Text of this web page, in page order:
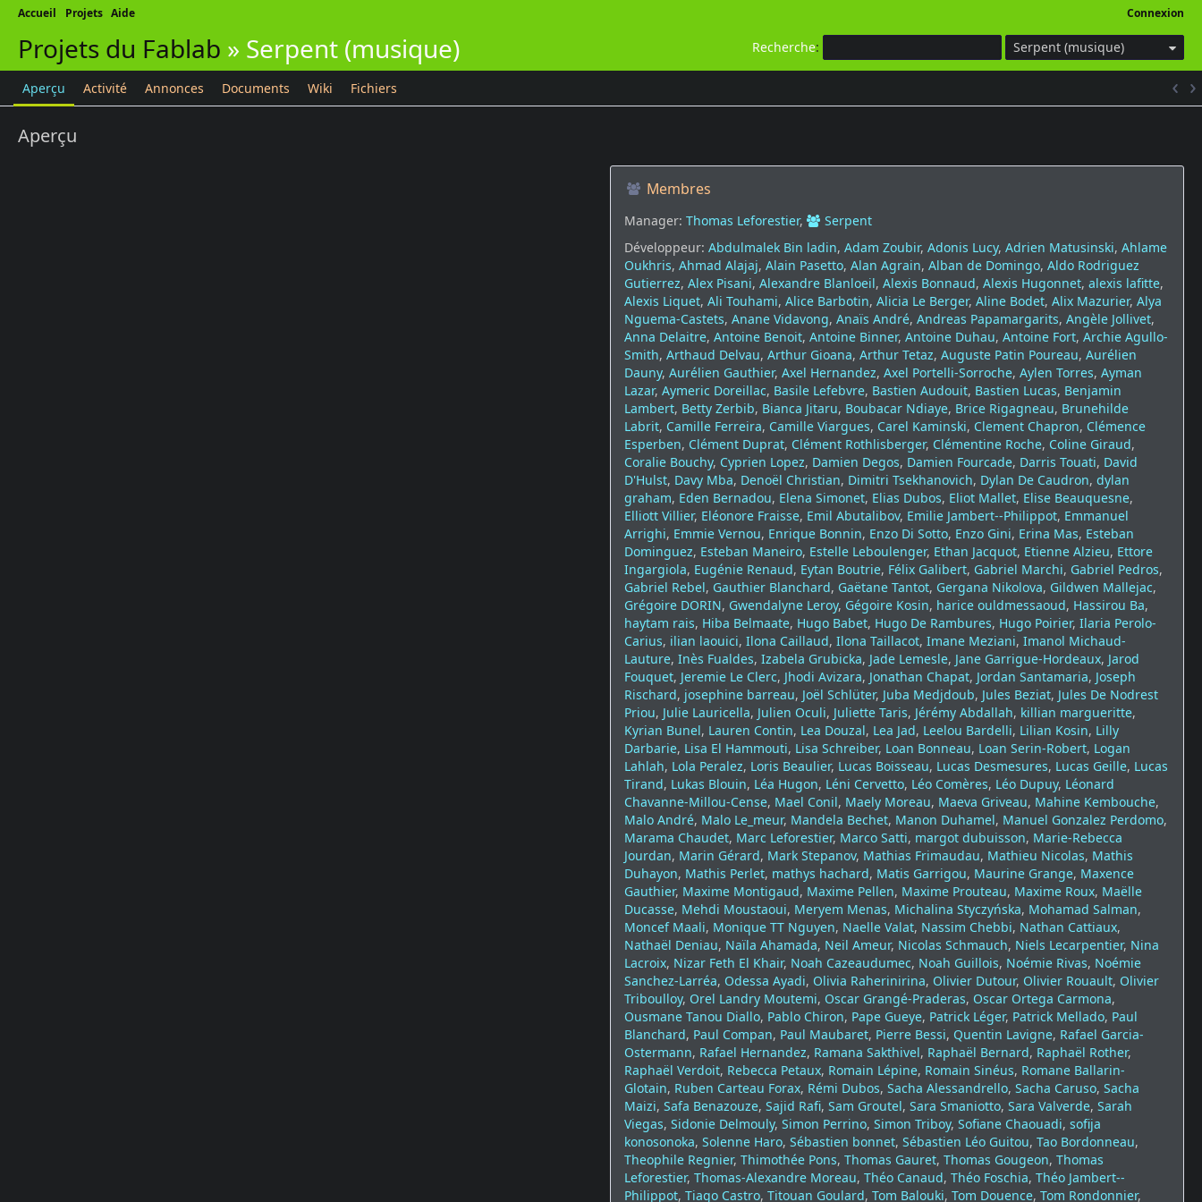
Connexion
Accueil Projets Aide
Recherche: Serpent (musique)
Projets du Fablab » Serpent (musique)
Aperçu Activité Annonces Documents Wiki Fichiers
Aperçu
Membres
Manager: Thomas Leforestier,
Serpent
Développeur: Abdulmalek Bin ladin, Adam Zoubir, Adonis Lucy, Adrien Matusinski, Ahlame
Oukhris, Ahmad Alajaj, Alain Pasetto, Alan Agrain, Alban de Domingo, Aldo Rodriguez
Gutierrez, Alex Pisani, Alexandre Blanloeil, Alexis Bonnaud, Alexis Hugonnet, alexis lafitte,
Alexis Liquet, Ali Touhami, Alice Barbotin, Alicia Le Berger, Aline Bodet, Alix Mazurier, Alya
Nguema-Castets, Anane Vidavong, Anaïs André, Andreas Papamargarits, Angèle Jollivet,
Anna Delaitre, Antoine Benoit, Antoine Binner, Antoine Duhau, Antoine Fort, Archie Agullo-
Smith, Arthaud Delvau, Arthur Gioana, Arthur Tetaz, Auguste Patin Poureau, Aurélien
Dauny, Aurélien Gauthier, Axel Hernandez, Axel Portelli-Sorroche, Aylen Torres, Ayman
Lazar, Aymeric Doreillac, Basile Lefebvre, Bastien Audouit, Bastien Lucas, Benjamin
Lambert, Betty Zerbib, Bianca Jitaru, Boubacar Ndiaye, Brice Rigagneau, Brunehilde
Labrit, Camille Ferreira, Camille Viargues, Carel Kaminski, Clement Chapron, Clémence
Esperben, Clément Duprat, Clément Rothlisberger, Clémentine Roche, Coline Giraud,
Coralie Bouchy, Cyprien Lopez, Damien Degos, Damien Fourcade, Darris Touati, David
D'Hulst, Davy Mba, Denoël Christian, Dimitri Tsekhanovich, Dylan De Caudron, dylan
graham, Eden Bernadou, Elena Simonet, Elias Dubos, Eliot Mallet, Elise Beauquesne,
Elliott Villier, Eléonore Fraisse, Emil Abutalibov, Emilie Jambert--Philippot, Emmanuel
Arrighi, Emmie Vernou, Enrique Bonnin, Enzo Di Sotto, Enzo Gini, Erina Mas, Esteban
Dominguez, Esteban Maneiro, Estelle Leboulenger, Ethan Jacquot, Etienne Alzieu, Ettore
Ingargiola, Eugénie Renaud, Eytan Boutrie, Félix Galibert, Gabriel Marchi, Gabriel Pedros,
Gabriel Rebel, Gauthier Blanchard, Gaëtane Tantot, Gergana Nikolova, Gildwen Mallejac,
Grégoire DORIN, Gwendalyne Leroy, Gégoire Kosin, harice ouldmessaoud, Hassirou Ba,
haytam rais, Hiba Belmaate, Hugo Babet, Hugo De Rambures, Hugo Poirier, Ilaria Perolo-
Carius, ilian laouici, Ilona Caillaud, Ilona Taillacot, Imane Meziani, Imanol Michaud-
Lauture, Inès Fualdes, Izabela Grubicka, Jade Lemesle, Jane Garrigue-Hordeaux, Jarod
Fouquet, Jeremie Le Clerc, Jhodi Avizara, Jonathan Chapat, Jordan Santamaria, Joseph
Rischard, josephine barreau, Joël Schlüter, Juba Medjdoub, Jules Beziat, Jules De Nodrest
Priou, Julie Lauricella, Julien Oculi, Juliette Taris, Jérémy Abdallah, killian margueritte,
Kyrian Bunel, Lauren Contin, Lea Douzal, Lea Jad, Leelou Bardelli, Lilian Kosin, Lilly
Darbarie, Lisa El Hammouti, Lisa Schreiber, Loan Bonneau, Loan Serin-Robert, Logan
Lahlah, Lola Peralez, Loris Beaulier, Lucas Boisseau, Lucas Desmesures, Lucas Geille, Lucas
Tirand, Lukas Blouin, Léa Hugon, Léni Cervetto, Léo Comères, Léo Dupuy, Léonard
Chavanne-Millou-Cense, Mael Conil, Maely Moreau, Maeva Griveau, Mahine Kembouche,
Malo André, Malo Le_meur, Mandela Bechet, Manon Duhamel, Manuel Gonzalez Perdomo,
Marama Chaudet, Marc Leforestier, Marco Satti, margot dubuisson, Marie-Rebecca
Jourdan, Marin Gérard, Mark Stepanov, Mathias Frimaudau, Mathieu Nicolas, Mathis
Duhayon, Mathis Perlet, mathys hachard, Matis Garrigou, Maurine Grange, Maxence
Gauthier, Maxime Montigaud, Maxime Pellen, Maxime Prouteau, Maxime Roux, Maëlle
Ducasse, Mehdi Moustaoui, Meryem Menas, Michalina Styczyńska, Mohamad Salman,
Moncef Maali, Monique TT Nguyen, Naelle Valat, Nassim Chebbi, Nathan Cattiaux,
Nathaël Deniau, Naïla Ahamada, Neil Ameur, Nicolas Schmauch, Niels Lecarpentier, Nina
Lacroix, Nizar Feth El Khair, Noah Cazeaudumec, Noah Guillois, Noémie Rivas, Noémie
Sanchez-Larréa, Odessa Ayadi, Olivia Raherinirina, Olivier Dutour, Olivier Rouault, Olivier
Triboulloy, Orel Landry Moutemi, Oscar Grangé-Praderas, Oscar Ortega Carmona,
Ousmane Tanou Diallo, Pablo Chiron, Pape Gueye, Patrick Léger, Patrick Mellado, Paul
Blanchard, Paul Compan, Paul Maubaret, Pierre Bessi, Quentin Lavigne, Rafael Garcia-
Ostermann, Rafael Hernandez, Ramana Sakthivel, Raphaël Bernard, Raphaël Rother,
Raphaël Verdoit, Rebecca Petaux, Romain Lépine, Romain Sinéus, Romane Ballarin-
Glotain, Ruben Carteau Forax, Rémi Dubos, Sacha Alessandrello, Sacha Caruso, Sacha
Maizi, Safa Benazouze, Sajid Rafi, Sam Groutel, Sara Smaniotto, Sara Valverde, Sarah
Viegas, Sidonie Delmouly, Simon Perrino, Simon Triboy, Sofiane Chaouadi, sofija
konosonoka, Solenne Haro, Sébastien bonnet, Sébastien Léo Guitou, Tao Bordonneau,
Theophile Regnier, Thimothée Pons, Thomas Gauret, Thomas Gougeon, Thomas
Leforestier, Thomas-Alexandre Moreau, Théo Canaud, Théo Foschia, Théo Jambert--
Philippot, Tiago Castro, Titouan Goulard, Tom Balouki, Tom Douence, Tom Rondonnier,